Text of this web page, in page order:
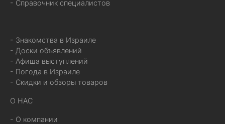
- Справочник специалистов
- Знакомства в Израиле
- Доски объявлений
- Афиша выступлений
- Погода в Израиле
- Скидки и обзоры товаров
О НАС
- О компании